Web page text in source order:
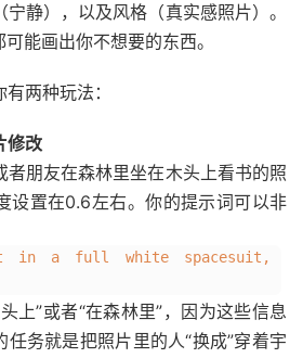
静），以及风格（真实感照片）。
能画出你不想要的东西。
两种玩法：
修改
者朋友在森林里坐在木头上看书的照
设置在0.6左右。你的提示词可以非
in a full white spacesuit,
上”或者“在森林里”，因为这些信息
务就是把照片里的人“换成”穿着宇